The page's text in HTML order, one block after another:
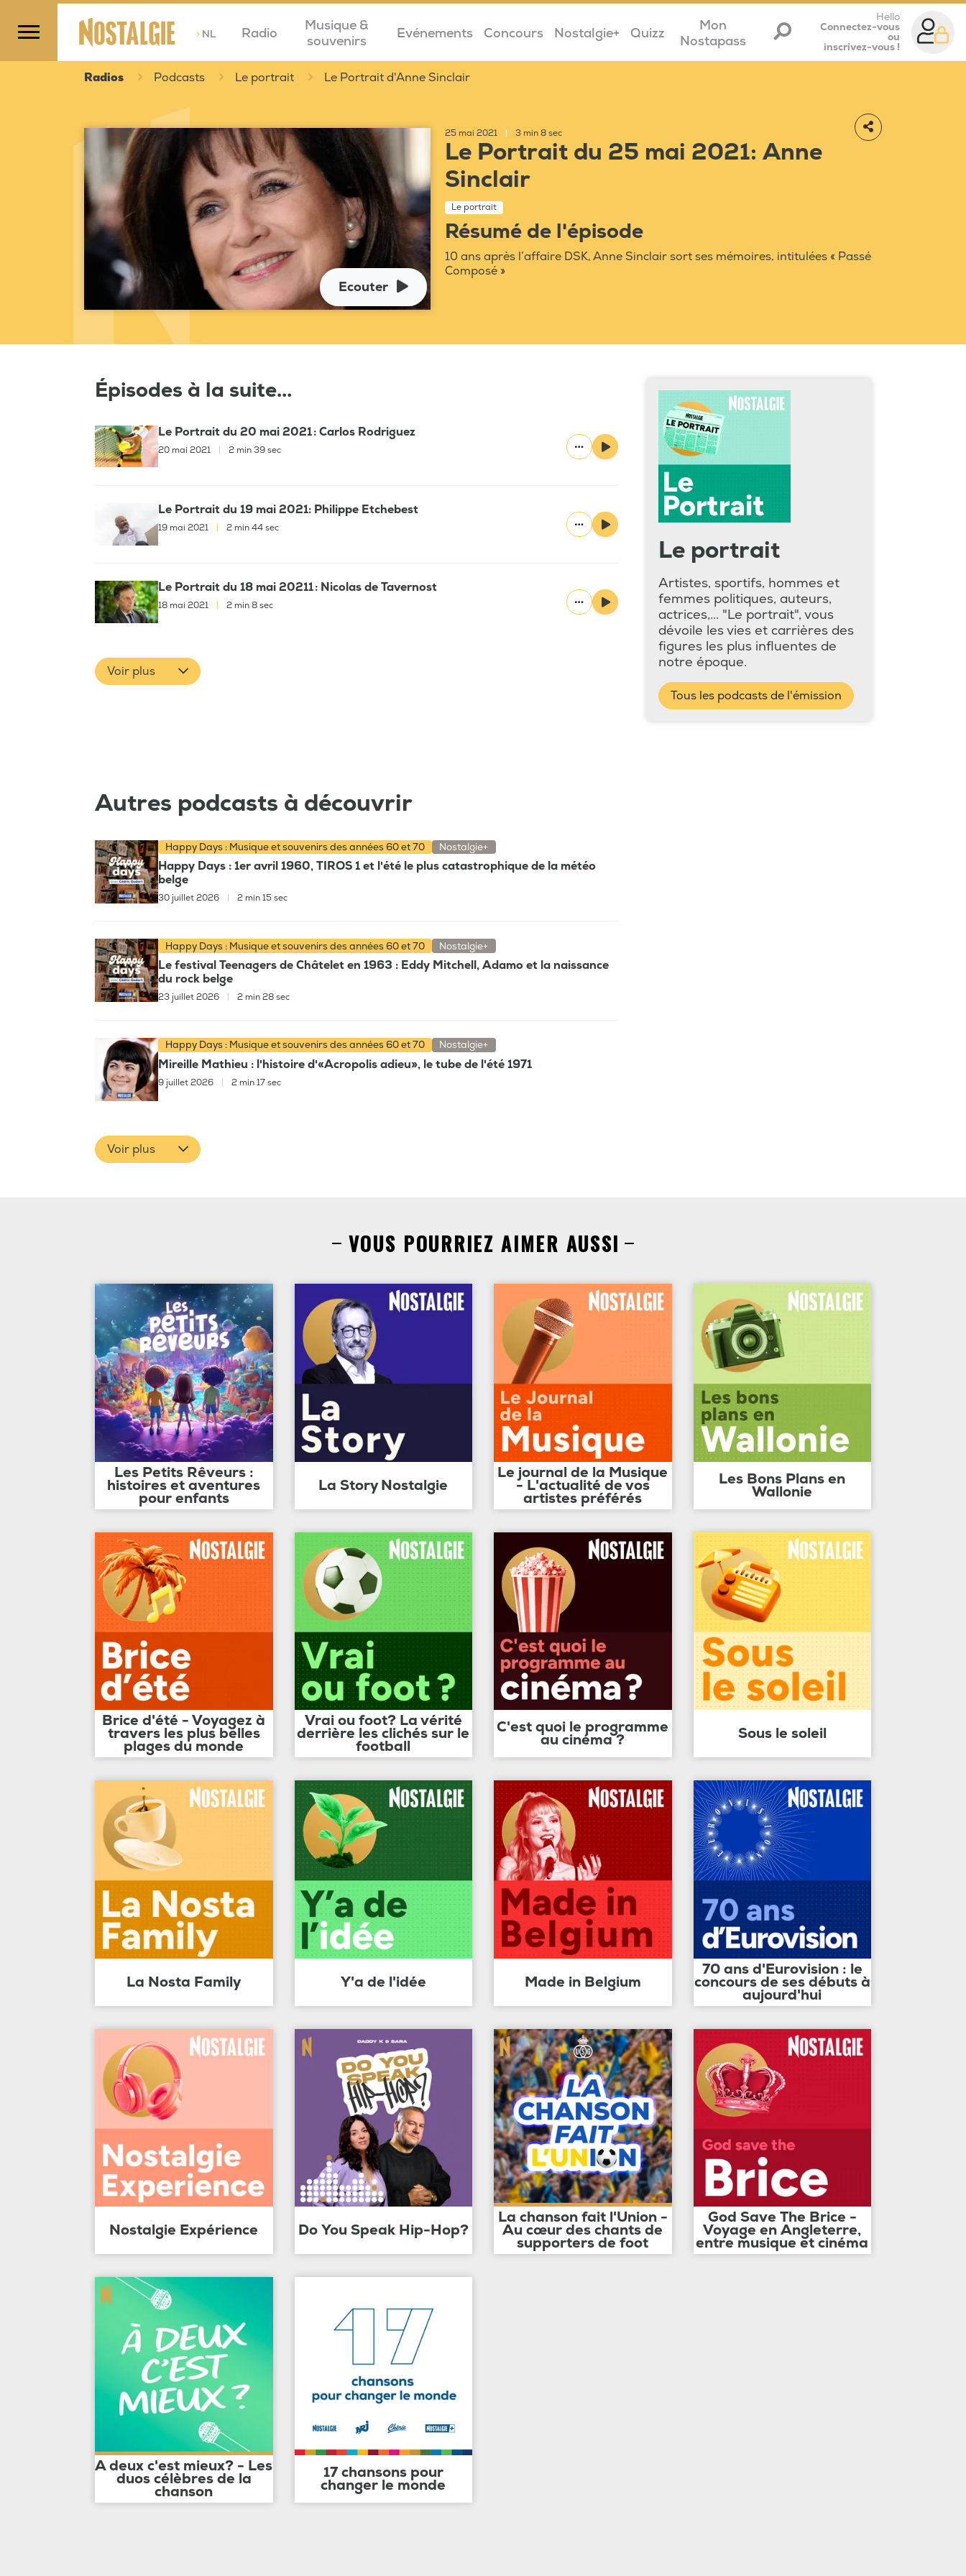
>NL Radio
Musique &
souvenirs
Evénements Concours Nostalgie+ Quizz
Mon
Nostapass
Hello
Connectez-vous
ou
inscrivez-vous !
Radios Podcasts Le portrait Le Portrait d'Anne Sinclair
Ecouter
25 mai 2021 3 min 8 sec
Le Portrait du 25 mai 2021: Anne
Sinclair
Le portrait
Résumé de l'épisode
10 ans après l’affaire DSK, Anne Sinclair sort ses mémoires, intitulées « Passé
Composé »
Épisodes à la suite...
Le Portrait du 20 mai 2021 : Carlos Rodriguez
20 mai 2021 | 2 min 39 sec
Le Portrait du 19 mai 2021: Philippe Etchebest
19 mai 2021 | 2 min 44 sec
Le Portrait du 18 mai 20211 : Nicolas de Tavernost
18 mai 2021 | 2 min 8 sec
Voir plus
Le portrait
Artistes, sportifs, hommes et
femmes politiques, auteurs,
actrices,... "Le portrait", vous
dévoile les vies et carrières des
figures les plus influentes de
notre époque.
Tous les podcasts de l'émission
Autres podcasts à découvrir
Happy Days : Musique et souvenirs des années 60 et 70 Nostalgie+
Happy Days : 1er avril 1960, TIROS 1 et l'été le plus catastrophique de la météo
belge
30 juillet 2026 2 min 15 sec
Happy Days : Musique et souvenirs des années 60 et 70 Nostalgie+
Le festival Teenagers de Châtelet en 1963 : Eddy Mitchell, Adamo et la naissance
du rock belge
23 juillet 2026 2 min 28 sec
Happy Days : Musique et souvenirs des années 60 et 70 Nostalgie+
Mireille Mathieu : l'histoire d'«Acropolis adieu», le tube de l'été 1971
9 juillet 2026 2 min 17 sec
Voir plus
VOUS POURRIEZ AIMER AUSSI
Les Petits Rêveurs :
histoires et aventures
pour enfants
La Story Nostalgie
Le journal de la Musique
- L'actualité de vos
artistes préférés
Les Bons Plans en
Wallonie
Brice d'été - Voyagez à
travers les plus belles
plages du monde
Vrai ou foot? La vérité
derrière les clichés sur le
football
C'est quoi le programme
au cinéma ? Sous le soleil
La Nosta Family Y'a de l'idée Made in Belgium
70 ans d'Eurovision : le
concours de ses débuts à
aujourd'hui
Nostalgie Expérience Do You Speak Hip-Hop?
La chanson fait l'Union -
Au cœur des chants de
supporters de foot
God Save The Brice -
Voyage en Angleterre,
entre musique et cinéma
A deux c'est mieux? - Les
duos célèbres de la
chanson
17 chansons pour
changer le monde